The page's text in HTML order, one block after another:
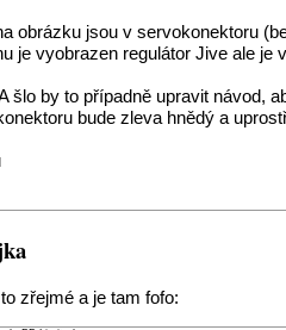
obrázku jsou v servokonektoru
je vyobrazen regulátor Jive ale je
šlo by to případně upravit návod,
bude zleva hnědý a
zřejmé a je tam fofo: